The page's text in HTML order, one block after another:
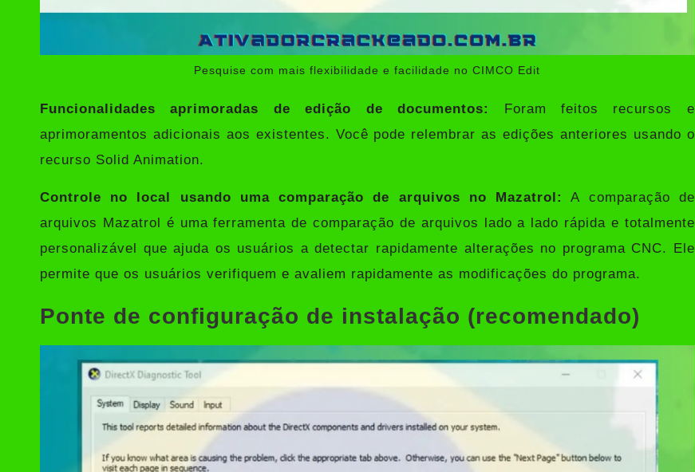
Pesquise com mais flexibilidade e facilidade no CIMCO Edit
Funcionalidades aprimoradas de edição de documentos:
Foram feitos recursos e
aprimoramentos adicionais aos existentes. Você pode relembrar as edições anteriores usando o
recurso Solid Animation.
Controle no local usando uma comparação de arquivos no Mazatrol:
A comparação de
arquivos Mazatrol é uma ferramenta de comparação de arquivos lado a lado rápida e totalmente
personalizável que ajuda os usuários a detectar rapidamente alterações no programa CNC. Ele
permite que os usuários verifiquem e avaliem rapidamente as modificações do programa.
Ponte de configuração de instalação (recomendado)